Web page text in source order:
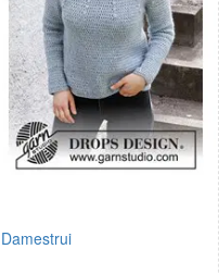
Damestrui